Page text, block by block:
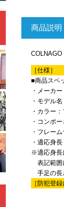
商品説明
［仕様］
■商品スペ
・メーカ
・モデル
・カラー
・コンポ
・フレー
・適応身
※適応身長
表記範囲
手足の長
［防犯登